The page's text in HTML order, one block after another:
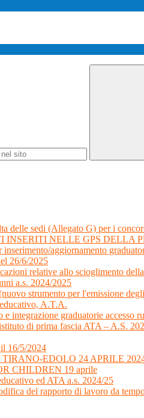
delle sedi (Allegato G) per i
INSERITI NELLE GPS DELLA
aggiornamento
26/6/2025
relative allo scioglimento
a.s. 2024/2025
strumento per l'emissione
A.T.A.
integrazione graduatorie
di prima fascia ATA – A.S.
16/5/2024
EDOLO 24 APRILE
CHILDREN 19 aprile
ed ATA a.s. 2024/25
del rapporto di lavoro da